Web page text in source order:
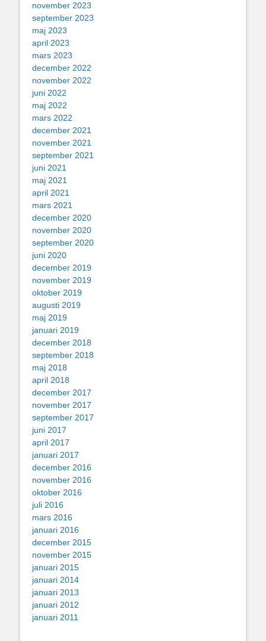
november 2023
september 2023
maj 2023
april 2023
mars 2023
december 2022
november 2022
juni 2022
maj 2022
mars 2022
december 2021
november 2021
september 2021
juni 2021
maj 2021
april 2021
mars 2021
december 2020
november 2020
september 2020
juni 2020
december 2019
november 2019
oktober 2019
augusti 2019
maj 2019
januari 2019
december 2018
september 2018
maj 2018
april 2018
december 2017
november 2017
september 2017
juni 2017
april 2017
januari 2017
december 2016
november 2016
oktober 2016
juli 2016
mars 2016
januari 2016
december 2015
november 2015
januari 2015
januari 2014
januari 2013
januari 2012
januari 2011